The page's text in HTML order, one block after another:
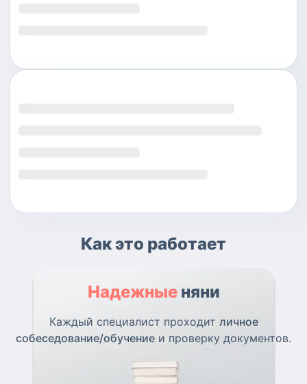
Как это работает
Надежные няни
Каждый специалист проходит личное
собеседование/обучение и проверку документов.